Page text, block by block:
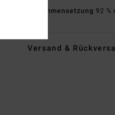
Zusammensetzung 92 %
Versand &